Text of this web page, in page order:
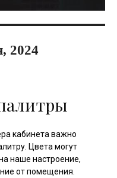
2024
кабинета важно
Цвета могут
наше настроение,
от помещения.